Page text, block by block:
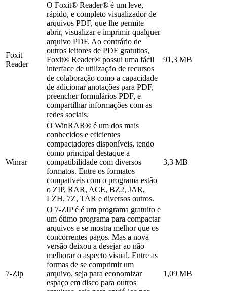
Foxit
Reader
O Foxit® Reader® é um leve,
rápido, e completo visualizador de
arquivos PDF, que lhe permite
abrir, visualizar e imprimir qualquer
arquivo PDF. Ao contrário de
outros leitores de PDF gratuitos,
Foxit® Reader® possui uma fácil
interface de utilização de recursos
de colaboração como a capacidade
de adicionar anotações para PDF,
preencher formulários PDF, e
compartilhar informações com as
redes sociais.
91,3 MB
Winrar
O WinRAR® é um dos mais
conhecidos e eficientes
compactadores disponíveis, tendo
como principal destaque a
compatibilidade com diversos
formatos. Entre os formatos
compatíveis com o programa estão
o ZIP, RAR, ACE, BZ2, JAR,
LZH, 7Z, TAR e diversos outros.
3,3 MB
7-Zip
O 7-ZIP é é um programa gratuito e
um ótimo programa para compactar
arquivos e se mostra melhor que os
concorrentes pagos. Mas a nova
versão deixou a desejar ao não
melhorar o aspecto visual. Entre as
formas de se comprimir um
arquivo, seja para economizar
espaço em disco para outros
1,09 MB